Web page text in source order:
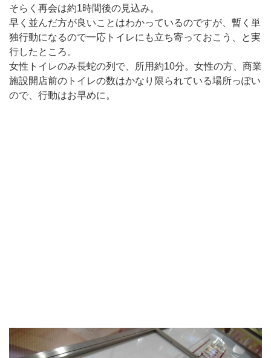
そらく再会は約1時間後の見込み。
早く並んだ方が良いことはわかっているのですが、暫く単
独行動になるので一応トイレにも立ち寄っておこう、と実
行したところ。
女性トイレのみ長蛇の列で、所用約10分。女性の方、商業
施設開店前のトイレの数はかなり限られている場所っぽい
ので、行動はお早めに。